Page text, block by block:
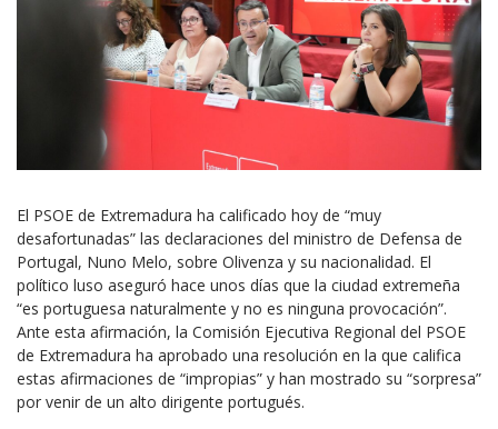
El PSOE de Extremadura ha calificado hoy de “muy
desafortunadas” las declaraciones del ministro de Defensa de
Portugal, Nuno Melo, sobre Olivenza y su nacionalidad. El
político luso aseguró hace unos días que la ciudad extremeña
“es portuguesa naturalmente y no es ninguna provocación”.
Ante esta afirmación, la Comisión Ejecutiva Regional del PSOE
de Extremadura ha aprobado una resolución en la que califica
estas afirmaciones de “impropias” y han mostrado su “sorpresa”
por venir de un alto dirigente portugués.